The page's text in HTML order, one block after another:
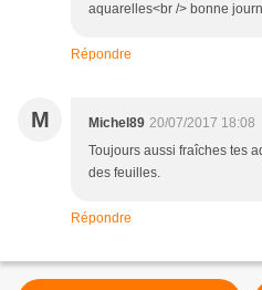
aquarelles<br /> bonne
Répondre
M Michel89 20/07/2017 18:08
Toujours aussi fraîches tes
des feuilles.
Répondre